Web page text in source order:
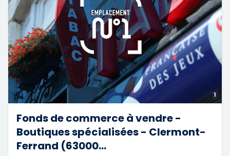
1
Fonds de commerce à vendre -
Boutiques spécialisées - Clermont-
Ferrand (63000...